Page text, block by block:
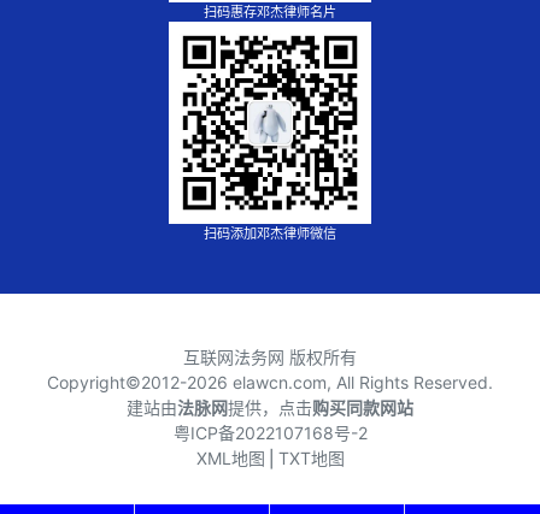
扫码惠存邓杰律师名片
扫码添加邓杰律师微信
互联网法务网 版权所有
Copyright©2012-2026 elawcn.com, All Rights Reserved.
建站由法脉网提供，点击购买同款网站
粤ICP备2022107168号-2
XML地图 TXT地图